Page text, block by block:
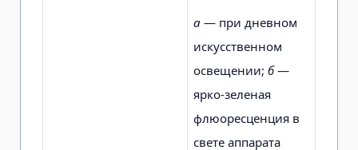
а — при дневном
искусственном
освещении;б—
ярко-зеленая
флюоресценция в
свете аппарата